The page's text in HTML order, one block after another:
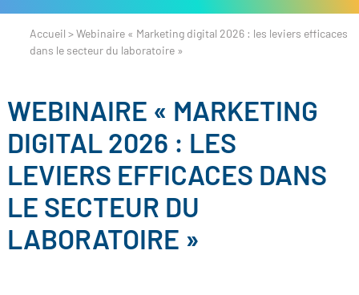
Accueil > Webinaire « Marketing digital 2026 : les leviers efficaces
dans le secteur du laboratoire »
WEBINAIRE « MARKETING
DIGITAL 2026 : LES
LEVIERS EFFICACES DANS
LE SECTEUR DU
LABORATOIRE »